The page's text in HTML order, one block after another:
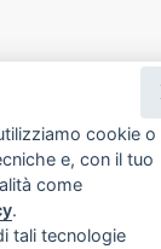
cookie o
e, con il tuo
come
.
tali tecnologie